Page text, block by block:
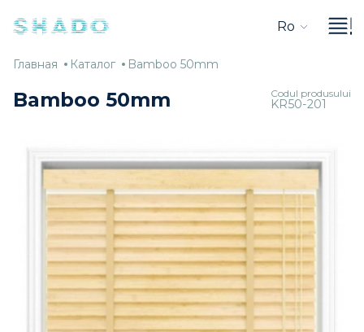
Ro
Главная Главная
КаталогКаталог
Bamboo
Bamboo 50mm
Bamboo 50mm Codul produsului
KR50-201